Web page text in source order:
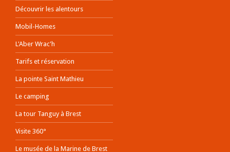
Découvrir les alentours
Mobil-Homes
L'Aber Wrac'h
Tarifs et réservation
La pointe Saint Mathieu
Le camping
La tour Tanguy à Brest
Visite 360°
Le musée de la Marine de Brest